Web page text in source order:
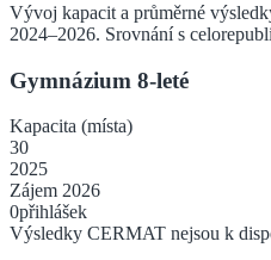
Vývoj kapacit a průměrné
2024–2026. Srovnání s
Gymnázium 8-leté
Kapacita (místa)
30
2025
Zájem 2026
0přihlášek
Výsledky CERMAT nejsou k